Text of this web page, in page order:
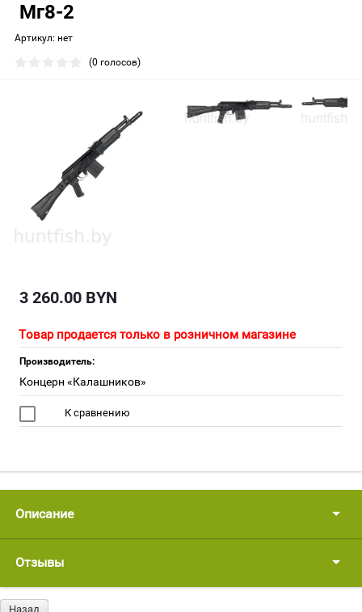
Мг8-2
Артикул: нет
(0 голосов)
3 260.00 BYN
Товар продается только в розничном магазине
Производитель:
Концерн «Калашников»
К сравнению
Описание
Отзывы
Назад